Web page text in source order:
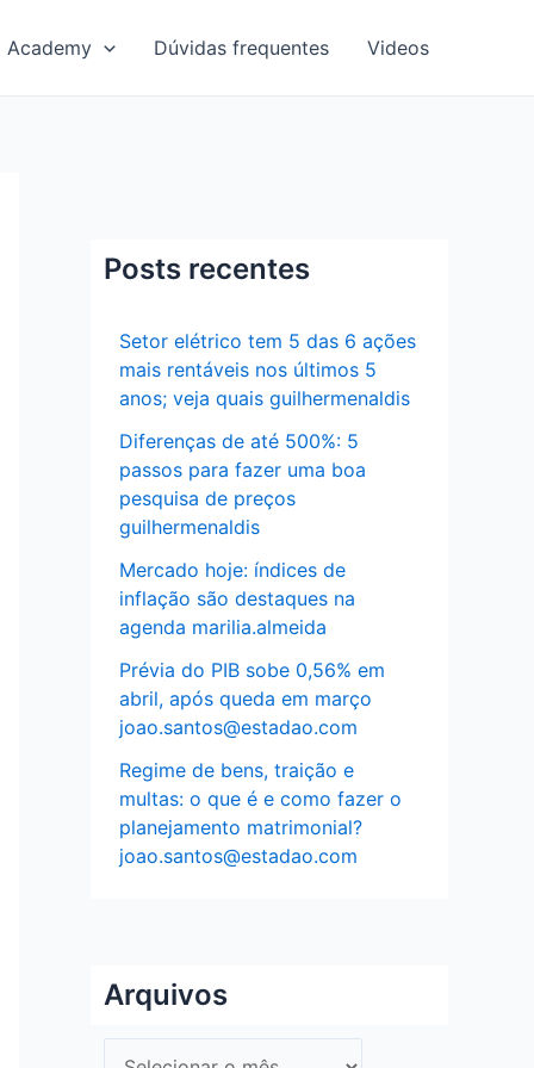
Academy Dúvidas frequentes Videos
Posts recentes
Setor elétrico tem 5 das 6 ações
mais rentáveis nos últimos 5
anos; veja quais guilhermenaldis
Diferenças de até 500%: 5
passos para fazer uma boa
pesquisa de preços
guilhermenaldis
Mercado hoje: índices de
inflação são destaques na
agenda marilia.almeida
Prévia do PIB sobe 0,56% em
abril, após queda em março
joao.santos@estadao.com
Regime de bens, traição e
multas: o que é e como fazer o
planejamento matrimonial?
joao.santos@estadao.com
Arquivos